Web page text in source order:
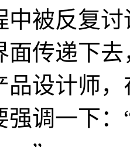
中被反复
面传递下
品设计师
强调一下